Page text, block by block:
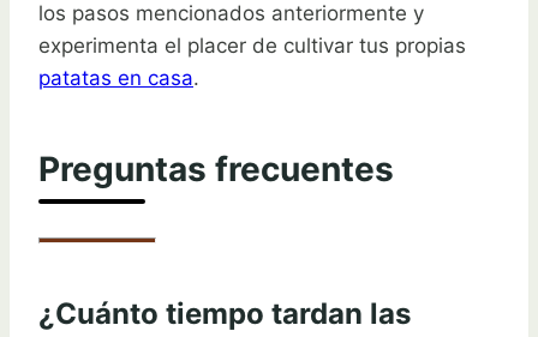
los pasos mencionados anteriormente y
experimenta el placer de cultivar tus propias
patatas en casa.
Preguntas frecuentes
¿Cuánto tiempo tardan las